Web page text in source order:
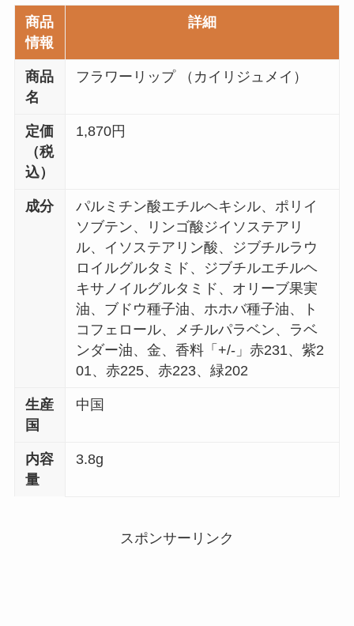
商品
情報
詳細
商品
名
フラワーリップ （カイリジュメイ）
定価
（税
込）
1,870円
成分
パルミチン酸エチルヘキシル、ポリイ
ソブテン、リンゴ酸ジイソステアリ
ル、イソステアリン酸、ジブチルラウ
ロイルグルタミド、ジブチルエチルヘ
キサノイルグルタミド、オリーブ果実
油、ブドウ種子油、ホホバ種子油、ト
コフェロール、メチルパラベン、ラベ
ンダー油、金、香料「+/-」赤231、紫2
01、赤225、赤223、緑202
生産
国
中国
内容
量
3.8g
スポンサーリンク